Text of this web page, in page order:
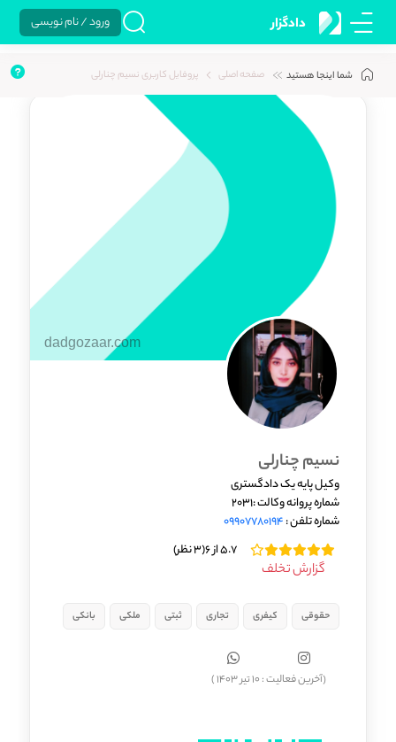
دادگزار ورود / نام نویسی
شما اینجا هستید صفحه اصلی پروفایل کاربری نسیم چنارلی
dadgozaar.com
نسیم چنارلی
وکیل پایه یک دادگستری
شماره پروانه وکالت :2031
شماره تلفن :09907780194
5.7 از 6
(3 نظر)
گزارش تخلف
حقوقی کیفری تجاری ثبتی ملکی بانکی
(آخرین فعالیت : 10 تیر 1403 )